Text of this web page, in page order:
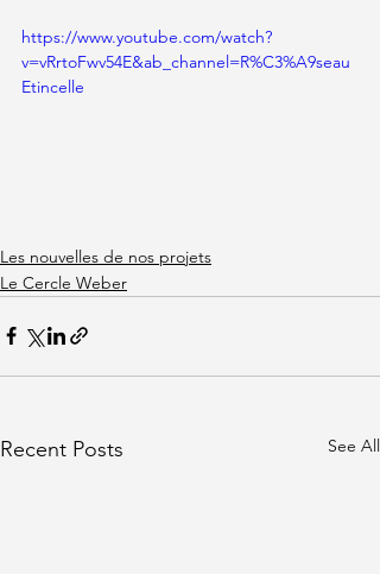
https://www.youtube.com/watch?
v=vRrtoFwv54E&ab_channel=R%C3%A9seau
Etincelle
Les nouvelles de nos projets
Le Cercle Weber
Recent Posts See All